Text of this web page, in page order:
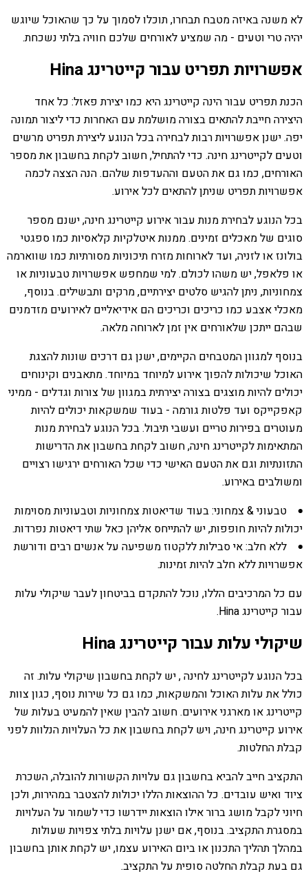
לא משנה באיזה מטבח תבחרו, תוכלו לסמוך על כך שהאוכל שיוגש
יהיה טרי וטעים - מה שמציע לאורחים שלכם חוויה בלתי נשכחת.
אפשרויות תפריט עבור קייטרינג Hina
הכנת תפריט עבור הינה קייטרינג היא כמו יצירת פאזל: כל אחד
היצירה חייבת להתאים בצורה מושלמת עם האחרות כדי ליצור תמונה
יפה. ישנן אפשרויות רבות לבחירה בכל הנוגע ליצירת תפריט מרשים
וטעים לקייטרינג חינה. כדי להתחיל, חשוב לקחת בחשבון את מספר
האורחים, כמו גם את הטעם וההעדפות שלהם. הנה הצצה לכמה
אפשרויות תפריט שניתן להתאים לכל אירוע.
בכל הנוגע לבחירת מנות עבור אירוע קייטרינג חינה, ישנם מספר
סוגים של מאכלים זמינים. ממנות איטלקיות קלאסיות כמו ספגטי
בולונז או לזניה, ועד לארוחות מזרח תיכוניות מסורתיות כמו שווארמה
או פלאפל, יש משהו לכולם. למי שמחפש אפשרויות טבעוניות או
צמחוניות, ניתן להגיש סלטים יצירתיים, מרקים ותבשילים. בנוסף,
מאכלי אצבע כמו כריכים וכריכים הם אידיאליים לאירועים מזדמנים
שבהם ייתכן שלאורחים אין זמן לארוחה מלאה.
בנוסף למגוון המטבחים הקיימים, ישנן גם דרכים שונות להצגת
האוכל שיכולות להפוך אירוע למיוחד במיוחד. מתאבנים וקינוחים
יכולים להיות מוצגים בצורה יצירתית במגוון של צורות וגדלים - ממיני
קאפקייקס ועד פלטות גורמה - בעוד שמשקאות יכולים להיות
מעוטרים בפירות טריים ועשבי תיבול. בכל הנוגע לבחירת מנות
המתאימות לקייטרינג חינה, חשוב לקחת בחשבון את הדרישות
התזונתיות וגם את הטעם האישי כדי שכל האורחים ירגישו רצויים
ומשולבים באירוע.
טבעוני & צמחוני: בעוד שדיאטות צמחוניות וטבעוניות מסוימות
יכולות להיות חופפות, יש להתייחס אליהן כאל שתי דיאטות נפרדות.
ללא חלב: אי סבילות ללקטוז משפיעה על אנשים רבים ודורשת
אפשרויות ללא חלב להיות זמינות.
עם כל המרכיבים הללו, נוכל להתקדם בביטחון לעבר שיקולי עלות
עבור קייטרינג Hina.
שיקולי עלות עבור קייטרינג Hina
בכל הנוגע לקייטרינג לחינה , יש לקחת בחשבון שיקולי עלות. זה
כולל את עלות האוכל והמשקאות, כמו גם כל שירות נוסף, כגון צוות
קייטרינג או מארגני אירועים. חשוב להבין שאין להמעיט בעלות של
אירוע קייטרינג חינה, ויש לקחת בחשבון את כל העלויות הנלוות לפני
קבלת החלטות.
התקציב חייב להביא בחשבון גם עלויות הקשורות להובלה, השכרת
ציוד ואיש עובדים. כל ההוצאות הללו יכולות להצטבר במהירות, ולכן
חיוני לקבל מושג ברור אילו הוצאות יידרשו כדי לשמור על העלויות
במסגרת התקציב. בנוסף, אם ישנן עלויות בלתי צפויות שעולות
במהלך תהליך התכנון או ביום האירוע עצמו, יש לקחת אותן בחשבון
גם בעת קבלת החלטה סופית על התקציב.